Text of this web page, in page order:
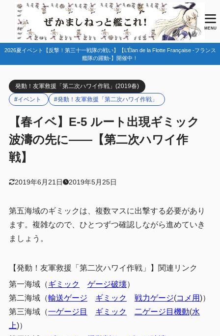
MENU
2026夏イベント【反撃！第三十一戦隊の戦い】【L’Élan de la Flotte Française -フランス
艦隊の躍動-】開催中！
発動！友軍救援「第二次ハワイ作戦」(2019春)
#イベント
#発動！友軍救援「第二次ハワイ作戦」
【春イベ】E-5 ルート出現ギミック
波濤の先に――【第二次ハワイ作
戦】
2019年6月21日 2019年5月25日
第五海域のギミックは、複数マスに出撃する必要があり
ます。複雑なので、ひとつずつ確認しながら進めていき
ましょう。
【発動！友軍救援「第二次ハワイ作戦」】関連リンク
第一海域（ギミック ゲージ破壊）
第二海域（輸送ゲージ ギミック 戦力ゲージ(コメ用)）
第三海域（一ゲージ目 ギミック 二ゲージ目機動(水
上)）
目次
1
1.2 海域攻略順
2.1 Eマス（水上打撃部隊）
2.1.1 第一艦隊
2.2 Fマス（空母機動部隊）
2.2.2 第二艦隊
2.3.2 第二艦隊
2.4 Xマス（機動部隊）
2.4.1 第一艦隊